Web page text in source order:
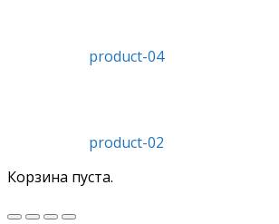
product-04
product-02
Корзина пуста.